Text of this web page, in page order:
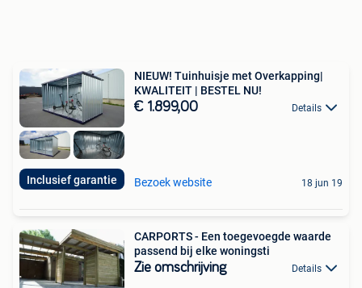
Inclusief garantie
NIEUW! Tuinhuisje met Overkapping|
KWALITEIT | BESTEL NU!
€ 1.899,00 Details
Bezoek website 18 jun 19
CARPORTS - Een toegevoegde waarde
passend bij elke woningsti
Zie omschrijving Details